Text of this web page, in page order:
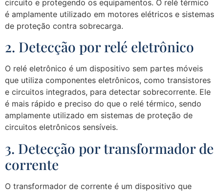
circuito e protegendo os equipamentos. O relé térmico
é amplamente utilizado em motores elétricos e sistemas
de proteção contra sobrecarga.
2. Detecção por relé eletrônico
O relé eletrônico é um dispositivo sem partes móveis
que utiliza componentes eletrônicos, como transistores
e circuitos integrados, para detectar sobrecorrente. Ele
é mais rápido e preciso do que o relé térmico, sendo
amplamente utilizado em sistemas de proteção de
circuitos eletrônicos sensíveis.
3. Detecção por transformador de
corrente
O transformador de corrente é um dispositivo que